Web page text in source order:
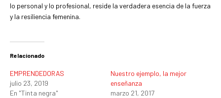
lo personal y lo profesional, reside la verdadera esencia de la fuerza
y la resiliencia femenina.
Relacionado
EMPRENDEDORAS
julio 23, 2019
En "Tinta negra"
Nuestro ejemplo, la mejor
enseñanza
marzo 21, 2017